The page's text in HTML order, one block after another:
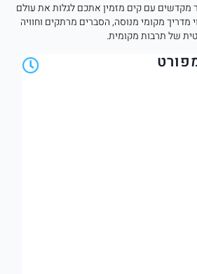
מקדשים עם קים מזמין אתכם לגלות את עולם
מדריך מקומי מנוסה, הסברים מרתקים וחוויה
של תרבות מקומית.